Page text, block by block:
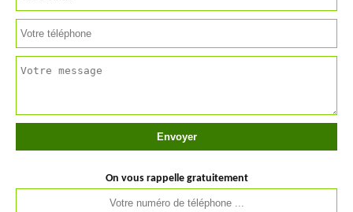
On vous rappelle gratuitement